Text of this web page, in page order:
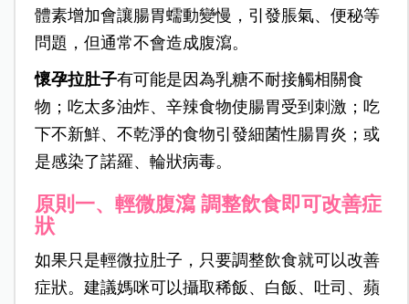
體素增加會讓腸胃蠕動變慢，引發脹氣、便秘等
問題，但通常不會造成腹瀉。
懷孕拉肚子有可能是因為乳糖不耐接觸相關食
物；吃太多油炸、辛辣食物使腸胃受到刺激；吃
下不新鮮、不乾淨的食物引發細菌性腸胃炎；或
是感染了諾羅、輪狀病毒。
原則一、輕微腹瀉 調整飲食即可改善症
狀
如果只是輕微拉肚子，只要調整飲食就可以改善
症狀。建議媽咪可以攝取稀飯、白飯、吐司、蘋